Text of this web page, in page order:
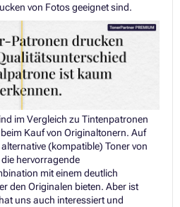
von Fotos geeignet sind.
im Vergleich zu Tintenpatronen
Kauf von Originaltonern. Auf
(kompatible) Toner von
hervorragende
mit einem deutlich
den Originalen bieten. Aber ist
uns auch interessiert und